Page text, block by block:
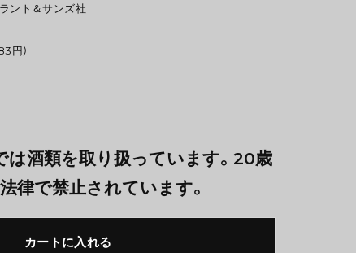
ント＆サンズ社
円）
は酒類を取り扱っています。20歳
律で禁止されています。
カートに入れる